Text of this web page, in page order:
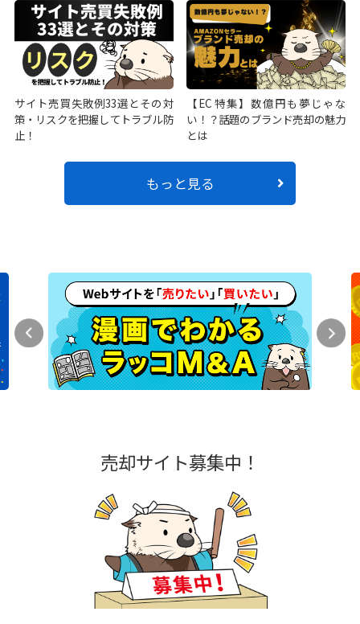
サイト売買失敗例33選とその対
策・リスクを把握してトラブル防
止！
【EC特集】数億円も夢じゃな
い！？話題のブランド売却の魅力
とは
もっと見る
売却サイト募集中！